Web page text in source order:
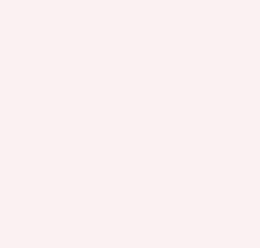
región caracterizada por
Estado de México